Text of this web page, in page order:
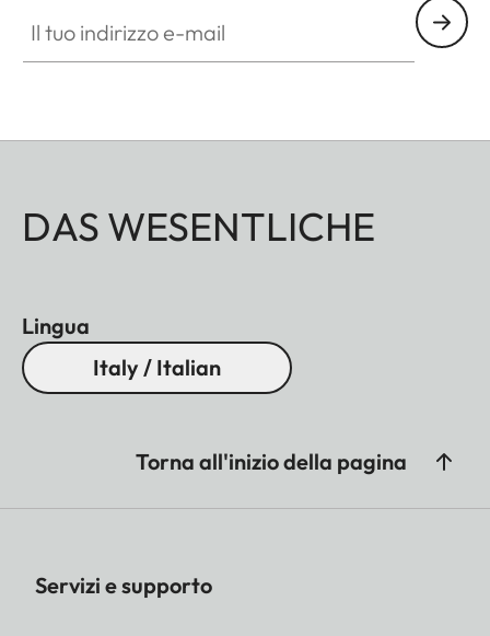
DAS WESENTLICHE
Lingua
Italy / Italian
Torna all'inizio della pagina
Servizi e supporto